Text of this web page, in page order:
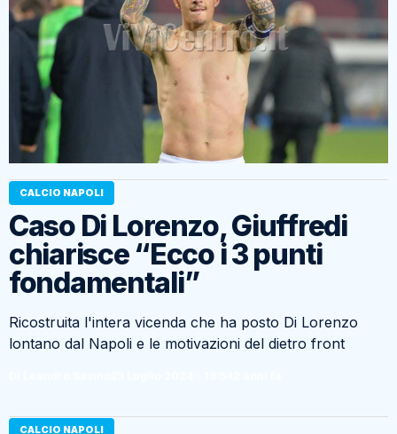
CALCIO NAPOLI
Caso Di Lorenzo, Giuffredi
chiarisce “Ecco i 3 punti
fondamentali”
Ricostruita l'intera vicenda che ha posto Di Lorenzo
lontano dal Napoli e le motivazioni del dietro front
CALCIO NAPOLI